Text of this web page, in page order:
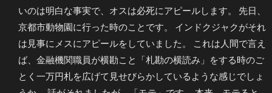
いのは明白な事実で、オスは必死にアピールします。 先日、
京都市動物園に行った時のことです。 インドクジャクがそれ
は見事にメスにアピールをしていました。 これは人間で言え
ば、金融機関職員が横勘こと「札勘の横読み」をする時のご
とく一万円札を広げて見せびらかしているような感じでしょ